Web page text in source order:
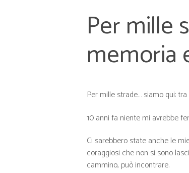
Per mille
memoria
Per mille strade… siamo qui:
10 anni fa niente mi avrebbe
Ci sarebbero state anche le
coraggiosi che non si sono
cammino, può incontrare.